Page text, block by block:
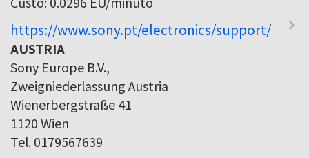
https://www.sony.pt/electronics/support/
AUSTRIA
Sony Europe B.V.,
Zweigniederlassung Austria
Wienerbergstraße 41
1120 Wien
Tel. 0179567639